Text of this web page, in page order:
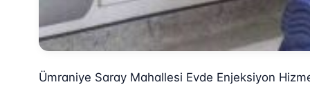
Ümraniye Saray Mahallesi Evde Enjeksiyon